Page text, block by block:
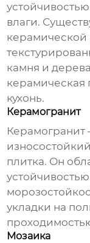
влаги.
керамической
камня и
керамическая
кухонь.
Керамогранит
Керамогранит
плитка. Он
укладки на
Мозаика